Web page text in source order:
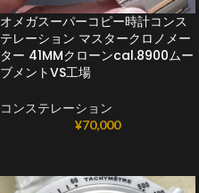
オメガスーパーコピー時計コンス
テレーション マスタークロノメー
ター 41MMクローンcal.8900ムー
ブメントVS工場
コンステレーション
¥70,000